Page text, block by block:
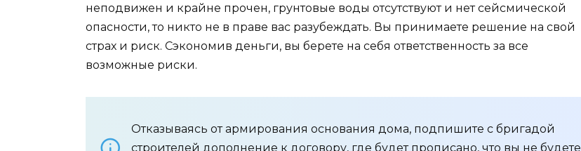
неподвижен и крайне прочен, грунтовые воды отсутствуют и нет сейсмической
опасности, то никто не в праве вас разубеждать. Вы принимаете решение на свой
страх и риск. Сэкономив деньги, вы берете на себя ответственность за все
возможные риски.
Отказываясь от армирования основания дома, подпишите с бригадой
строителей дополнение к договору, где будет прописано, что вы не будете